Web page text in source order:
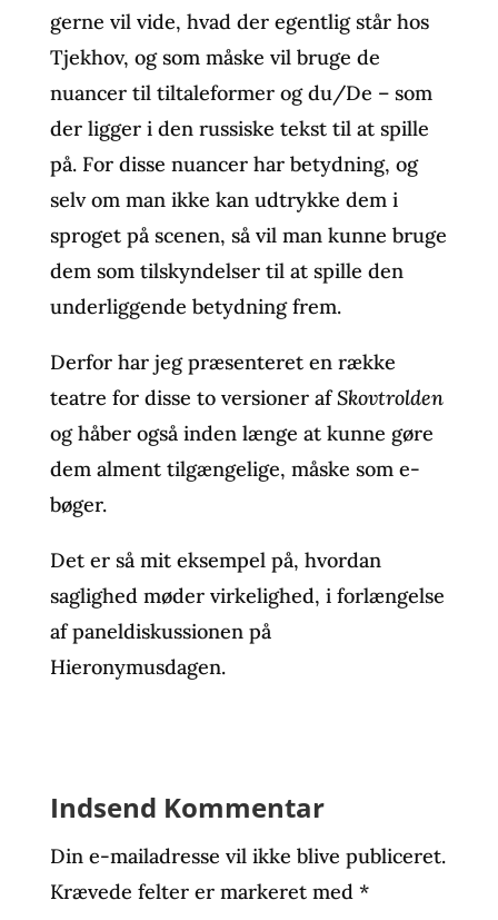
gerne vil vide, hvad der egentlig står hos
Tjekhov, og som måske vil bruge de
nuancer til tiltaleformer og du/De – som
der ligger i den russiske tekst til at spille
på. For disse nuancer har betydning, og
selv om man ikke kan udtrykke dem i
sproget på scenen, så vil man kunne bruge
dem som tilskyndelser til at spille den
underliggende betydning frem.
Derfor har jeg præsenteret en række
teatre for disse to versioner afSkovtrolden
og håber også inden længe at kunne gøre
dem alment tilgængelige, måske som e-
bøger.
Det er så mit eksempel på, hvordan
saglighed møder virkelighed, i forlængelse
af paneldiskussionen på
Hieronymusdagen.
Indsend Kommentar
Din e-mailadresse vil ikke blive publiceret.
Krævede felter er markeret med *